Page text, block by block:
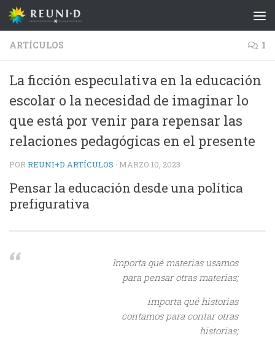
Saltar al contenido
ARTÍCULOS 1
La ficción especulativa en la educación
escolar o la necesidad de imaginar lo
que está por venir para repensar las
relaciones pedagógicas en el presente
PORREUNI+D ARTÍCULOS · MARZO 10, 2023
Pensar la educación desde una política
prefigurativa
Importa qué materias usamos
para pensar otras materias;
importa qué historias
contamos para contar otras
historias;